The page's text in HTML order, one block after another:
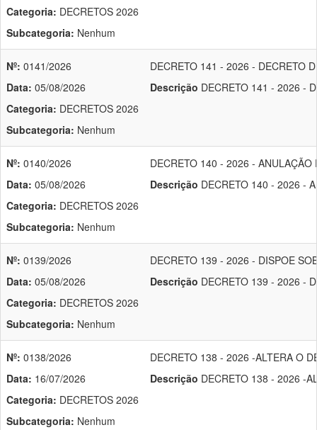
Categoria: DECRETOS 2026
Subcategoria: Nenhum
Nº: 0141/2026
Data: 05/08/2026
Categoria: DECRETOS 2026
Subcategoria: Nenhum
DECRETO 141 - 2026 - DECRETO
Descrição DECRETO 141 - 2026 -
Nº: 0140/2026
Data: 05/08/2026
Categoria: DECRETOS 2026
Subcategoria: Nenhum
DECRETO 140 - 2026 - ANULAÇÃO
Descrição DECRETO 140 - 2026 -
Nº: 0139/2026
Data: 05/08/2026
Categoria: DECRETOS 2026
Subcategoria: Nenhum
DECRETO 139 - 2026 - DISPOE
Descrição DECRETO 139 - 2026 -
Nº: 0138/2026
Data: 16/07/2026
Categoria: DECRETOS 2026
Subcategoria: Nenhum
DECRETO 138 - 2026 -ALTERA O
Descrição DECRETO 138 - 2026 -